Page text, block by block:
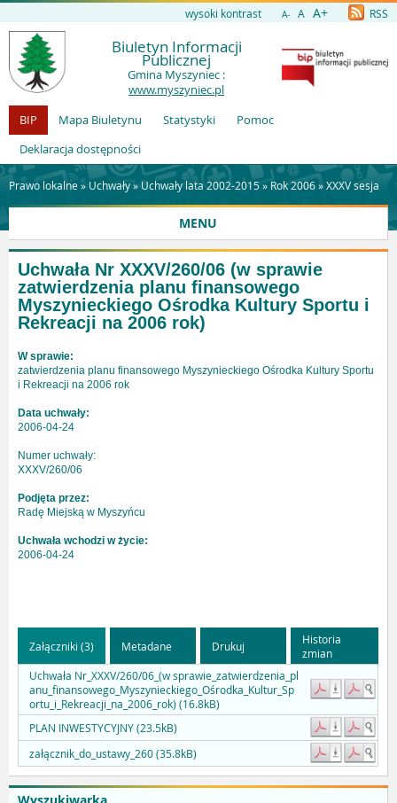
wysoki kontrast A- A A+ RSS
Biuletyn Informacji
Publicznej
Gmina Myszyniec :
www.myszyniec.pl
BIP
Mapa Biuletynu Statystyki
Pomoc
Deklaracja dostępności
Prawo lokalne » Uchwały» Uchwały lata 2002-2015»Rok 2006»XXXV sesja
MENU
Uchwała Nr XXXV/260/06 (w sprawie
zatwierdzenia planu finansowego
Myszynieckiego Ośrodka Kultury Sportu i
Rekreacji na 2006 rok)
W sprawie:
zatwierdzenia planu finansowego Myszynieckiego Ośrodka Kultury Sportu
i Rekreacji na 2006 rok
Data uchwały:
2006-04-24
Numer uchwały:
XXXV/260/06
Podjęta przez:
Radę Miejską w Myszyńcu
Uchwała wchodzi w życie:
2006-04-24
Załączniki (3) Metadane Drukuj
Historia
zmian
Uchwała Nr_XXXV/260/06_(w sprawie_zatwierdzenia_pl
anu_finansowego_Myszynieckiego_Ośrodka_Kultur_Sp
ortu_i_Rekreacji_na_2006_rok) (16.8kB)
PLAN INWESTYCYJNY (23.5kB)
załącznik_do_ustawy_260 (35.8kB)